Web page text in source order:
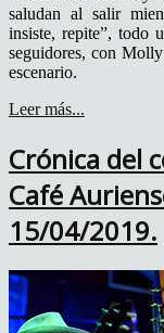
saludan al salir
insiste, repite”, todo
seguidores, con
escenario.
Leer más...
Crónica del
Café
15/04/2019.